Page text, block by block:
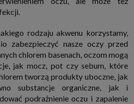
rodzaju akwenu korzystamy,
zabezpieczyć nasze oczy przed
chlorem basenach, oczom mogą
jak mocz, pot czy sebum, które
tworzą produkty uboczne, jak
substancje organiczne, jak i
podrażnienie oczu i zapalenie